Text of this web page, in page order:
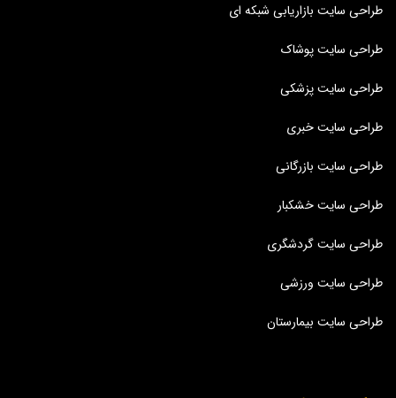
طراحی سایت بازاریابی شبکه ای
طراحی سایت پوشاک
طراحی سایت پزشکی
طراحی سایت خبری
طراحی سایت بازرگانی
طراحی سایت خشکبار
طراحی سایت گردشگری
طراحی سایت ورزشی
طراحی سایت بیمارستان